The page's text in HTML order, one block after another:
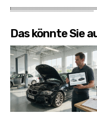
Das könnte Sie